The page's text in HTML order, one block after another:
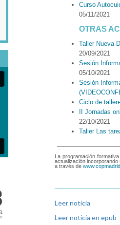
Curso
05/11/2021
OTRAS
Taller Nueva
20/09/2021
Sesión
05/10/2021
Sesión
Ciclo de
II Jornadas
22/10/2021
Taller Las
La programación
actualización
a través de
Leer noticia
Leer noticia en epub